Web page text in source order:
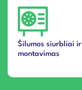
Šilumos siurbliai ir
montavimas